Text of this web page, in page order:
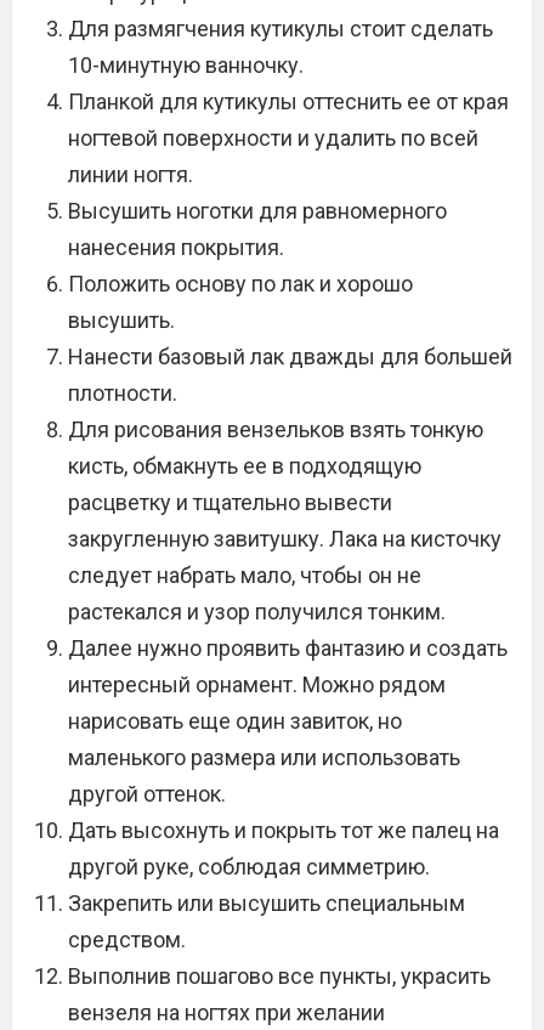
Для размягчения кутикулы стоит сделать
10-минутную ванночку.
Планкой для кутикулы оттеснить ее от края
ногтевой поверхности и удалить по всей
линии ногтя.
Высушить ноготки для равномерного
нанесения покрытия.
Положить основу по лак и хорошо
высушить.
Нанести базовый лак дважды для большей
плотности.
Для рисования вензельков взять тонкую
кисть, обмакнуть ее в подходящую
расцветку и тщательно вывести
закругленную завитушку. Лака на кисточку
следует набрать мало, чтобы он не
растекался и узор получился тонким.
Далее нужно проявить фантазию и создать
интересный орнамент. Можно рядом
нарисовать еще один завиток, но
маленького размера или использовать
другой оттенок.
Дать высохнуть и покрыть тот же палец на
другой руке, соблюдая симметрию.
Закрепить или высушить специальным
средством.
Выполнив пошагово все пункты, украсить
вензеля на ногтях при желании